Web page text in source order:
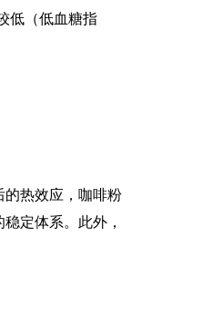
低（低血糖指
的热效应，咖啡粉
定体系。此外，